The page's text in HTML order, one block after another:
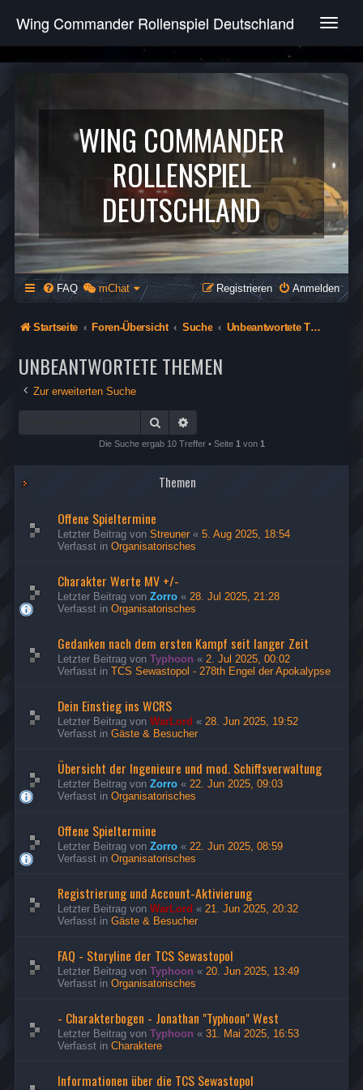
T
g
e
v
g
a
t
i
o
n
Wing Commander Rollenspiel Deutschland
WING COMMANDER
ROLLENSPIEL
DEUTSCHLAND
FAQ mChat Anmelden
Registrieren
Startseite Foren-Übersicht Suche Unbeantwortete Themen
UNBEANTWORTETE THEMEN
Zur erweiterten Suche
Suche
Die Suche ergab 10 Treffer • Seite 1 von 1
Themen
Offene Spieltermine
Letzter Beitrag von Streuner « 5. Aug 2025, 18:54
Verfasst in Organisatorisches
Charakter Werte MV +/-
Letzter Beitrag von Zorro « 28. Jul 2025, 21:28
Verfasst in Organisatorisches
Gedanken nach dem ersten Kampf seit langer Zeit
Letzter Beitrag von Typhoon « 2. Jul 2025, 00:02
Verfasst in TCS Sewastopol - 278th Engel der Apokalypse
Dein Einstieg ins WCRS
Letzter Beitrag von WarLord « 28. Jun 2025, 19:52
Verfasst in Gäste & Besucher
Übersicht der Ingenieure und mod. Schiffsverwaltung
Letzter Beitrag von Zorro « 22. Jun 2025, 09:03
Verfasst in Organisatorisches
Offene Spieltermine
Letzter Beitrag von Zorro « 22. Jun 2025, 08:59
Verfasst in Organisatorisches
Registrierung und Account-Aktivierung
Letzter Beitrag von WarLord « 21. Jun 2025, 20:32
Verfasst in Gäste & Besucher
FAQ - Storyline der TCS Sewastopol
Letzter Beitrag von Typhoon « 20. Jun 2025, 13:49
Verfasst in Organisatorisches
- Charakterbogen - Jonathan "Typhoon" West
Letzter Beitrag von Typhoon « 31. Mai 2025, 16:53
Verfasst in Charaktere
Informationen über die TCS Sewastopol